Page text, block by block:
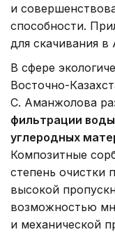
и
способности.
для скачивания в
В сфере
Восточно-
С. Аманжолова
фильтрации
углеродных
Композитные
степень очистки
высокой
возможностью
и механической